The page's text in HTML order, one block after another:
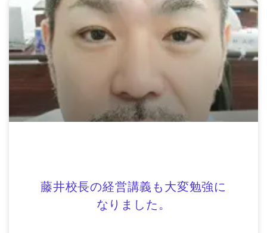
藤井校長の経営講義も大変勉強に
なりました。